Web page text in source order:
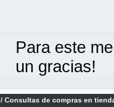
Para este
un gracias!
/Consultas de compras en